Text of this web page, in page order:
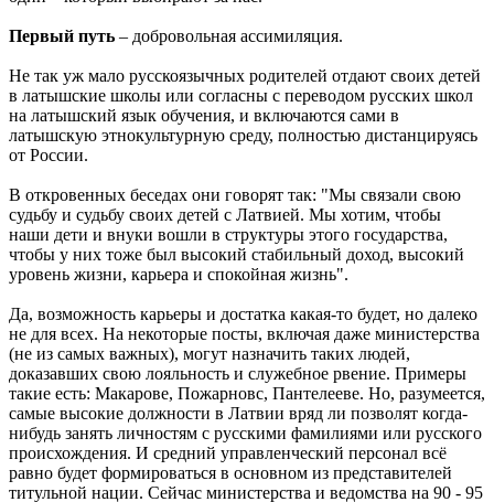
Первый путь – добровольная ассимиляция.
Не так уж мало русскоязычных родителей отдают своих детей
в латышские школы или согласны с переводом русских школ
на латышский язык обучения, и включаются сами в
латышскую этнокультурную среду, полностью дистанцируясь
от России.
В откровенных беседах они говорят так: "Мы связали свою
судьбу и судьбу своих детей с Латвией. Мы хотим, чтобы
наши дети и внуки вошли в структуры этого государства,
чтобы у них тоже был высокий стабильный доход, высокий
уровень жизни, карьера и спокойная жизнь".
Да, возможность карьеры и достатка какая-то будет, но далеко
не для всех. На некоторые посты, включая даже министерства
(не из самых важных), могут назначить таких людей,
доказавших свою лояльность и служебное рвение. Примеры
такие есть: Макарове, Пожарновс, Пантелееве. Но, разумеется,
самые высокие должности в Латвии вряд ли позволят когда-
нибудь занять личностям с русскими фамилиями или русского
происхождения. И средний управленческий персонал всё
равно будет формироваться в основном из представителей
титульной нации. Сейчас министерства и ведомства на 90 - 95